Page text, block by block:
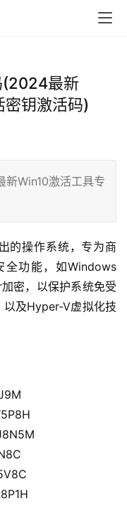
(2024最新
钥激活码)
Win10激活工具专
的操作系统，专为商
全功能，如Windows
密，以保护系统免受
以及Hyper-V虚拟化技